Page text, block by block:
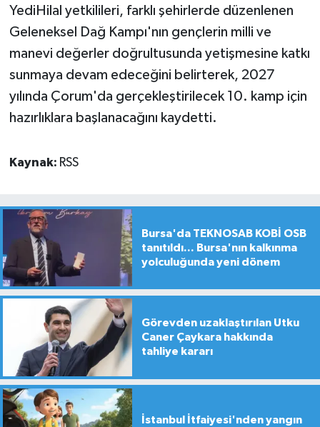
YediHilal yetkilileri, farklı şehirlerde düzenlenen
Geleneksel Dağ Kampı'nın gençlerin milli ve
manevi değerler doğrultusunda yetişmesine katkı
sunmaya devam edeceğini belirterek, 2027
yılında Çorum'da gerçekleştirilecek 10. kamp için
hazırlıklara başlanacağını kaydetti.
Kaynak: RSS
Bursa'da TEKNOSAB KOBİ OSB
tanıtıldı... Bursa'nın kalkınma
yolculuğunda yeni dönem
Görevden uzaklaştırılan Utku
Caner Çaykara hakkında
tahliye kararı
İstanbul İtfaiyesi'nden yangın